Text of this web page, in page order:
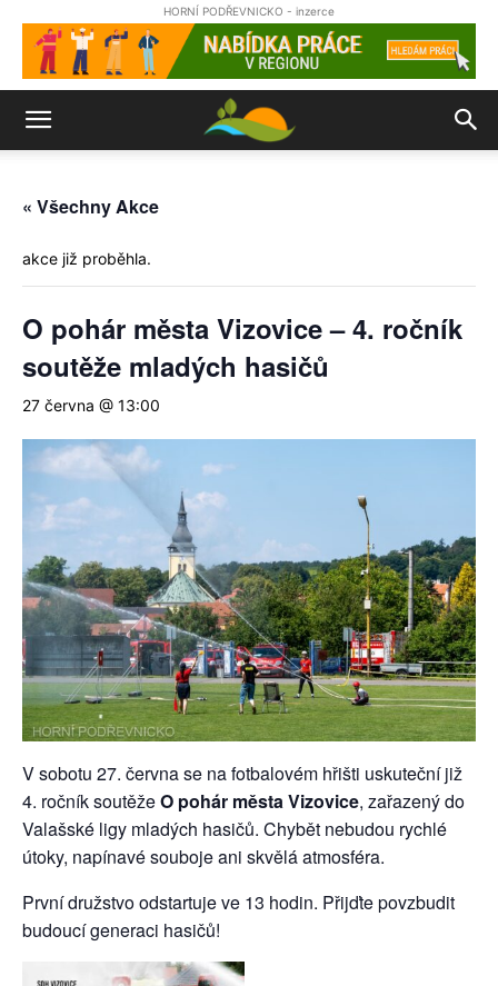
HORNÍ PODŘEVNICKO - inzerce
« Všechny Akce
akce již proběhla.
O pohár města Vizovice – 4. ročník
soutěže mladých hasičů
27 června @ 13:00
V sobotu 27. června se na fotbalovém hřišti uskuteční již
4. ročník soutěžeO pohár města Vizovice, zařazený do
Valašské ligy mladých hasičů. Chybět nebudou rychlé
útoky, napínavé souboje ani skvělá atmosféra.
První družstvo odstartuje ve 13 hodin. Přijďte povzbudit
budoucí generaci hasičů!